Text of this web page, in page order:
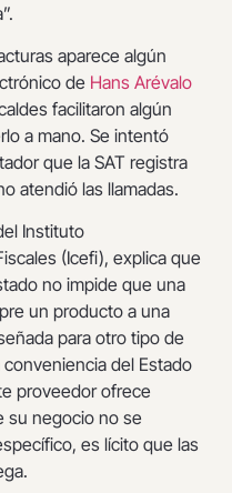
aparece algún
de Hans Arévalo
facilitaron algún
a mano. Se intentó
que la SAT registra
atendió las llamadas.
Instituto
(Icefi), explica que
no impide que una
un producto a una
para otro tipo de
del Estado
proveedor ofrece
su negocio no se
es lícito que las